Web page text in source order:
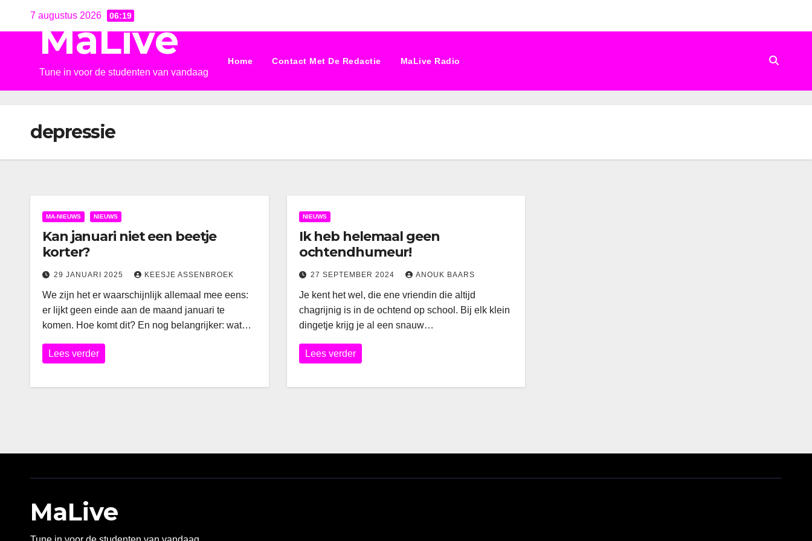
7 augustus 2026 06:19
MaLive
Tune in voor de studenten van vandaag
Home Contact Met De Redactie MaLive Radio
depressie
MA-NIEUWS NIEUWS
Kan januari niet een beetje
korter?
29 JANUARI 2025 KEESJE ASSENBROEK
We zijn het er waarschijnlijk allemaal mee eens:
er lijkt geen einde aan de maand januari te
komen. Hoe komt dit? En nog belangrijker: wat…
Lees verder
NIEUWS
Ik heb helemaal geen
ochtendhumeur!
27 SEPTEMBER 2024 ANOUK BAARS
Je kent het wel, die ene vriendin die altijd
chagrijnig is in de ochtend op school. Bij elk klein
dingetje krijg je al een snauw…
Lees verder
MaLive